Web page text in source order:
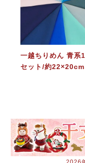
一越ちりめん 青系
セット/約22×20cm